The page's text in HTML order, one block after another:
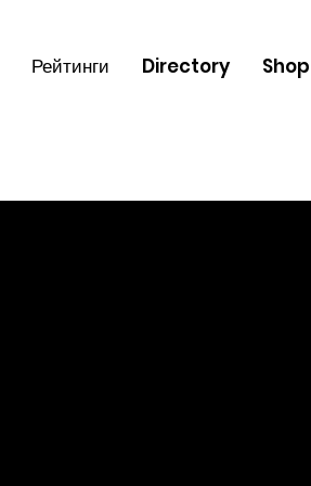
Рейтинги Directory Shop